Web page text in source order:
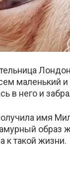
маленький
в него и
имя
образ
к такой жизни.